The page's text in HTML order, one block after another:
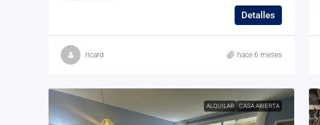
Detalles
ricard hace 6 meses
ALQUILAR CASA ABIERTA